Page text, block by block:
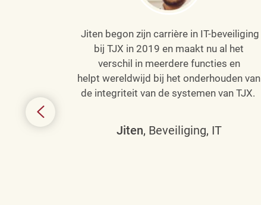
Jiten begon zijn carrière in IT-beveiliging
bij TJX in 2019 en maakt nu al het
verschil in meerdere functies en
helpt wereldwijd bij het onderhouden van
de integriteit van de systemen van TJX.
Jiten, Beveiliging, IT